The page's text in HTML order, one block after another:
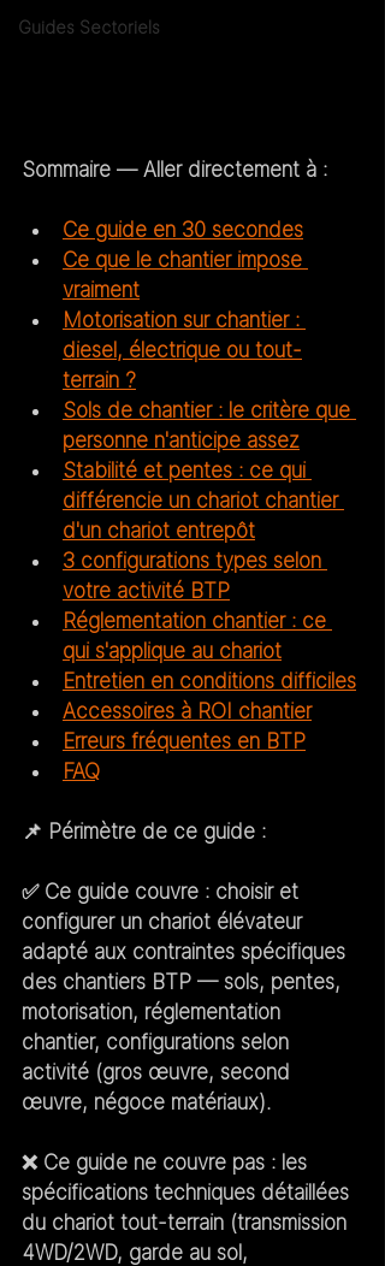
Guides Sectoriels
Sommaire — Aller directement à :
Ce guide en 30 secondes
Ce que le chantier impose
vraiment
Motorisation sur chantier :
diesel, électrique ou tout-
terrain ?
Sols de chantier : le critère que
personne n'anticipe assez
Stabilité et pentes : ce qui
différencie un chariot chantier
d'un chariot entrepôt
3 configurations types selon
votre activité BTP
Réglementation chantier : ce
qui s'applique au chariot
Entretien en conditions difficiles
Accessoires à ROI chantier
Erreurs fréquentes en BTP
FAQ
📌 Périmètre de ce guide :
✅ Ce guide couvre : choisir et
configurer un chariot élévateur
adapté aux contraintes spécifiques
des chantiers BTP — sols, pentes,
motorisation, réglementation
chantier, configurations selon
activité (gros œuvre, second
œuvre, négoce matériaux).
❌ Ce guide ne couvre pas : les
spécifications techniques détaillées
du chariot tout-terrain (transmission
4WD/2WD, garde au sol,